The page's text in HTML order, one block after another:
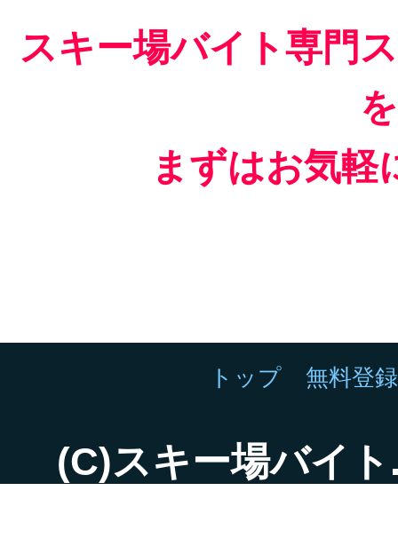
スキー場バイト専門
まずはお気軽
トップ 無料登
(C)スキー場バイ